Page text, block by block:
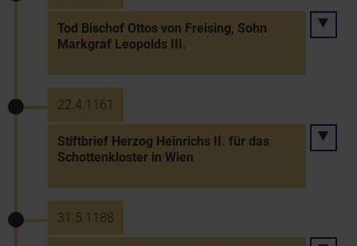
Tod Bischof Ottos von Freising, Sohn
Markgraf Leopolds III.
22.4.1161
Stiftbrief Herzog Heinrichs II. für das
Schottenkloster in Wien
31.5.1188